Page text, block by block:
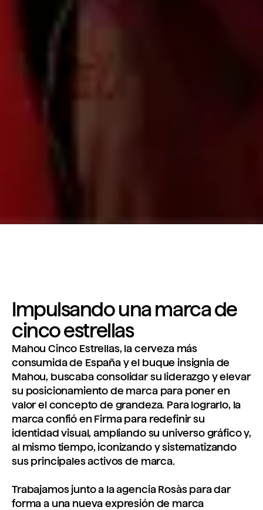
Impulsando una marca de
cinco estrellas
Mahou Cinco Estrellas, la cerveza más
consumida de España y el buque insignia de
Mahou, buscaba consolidar su liderazgo y elevar
su posicionamiento de marca para poner en
valor el concepto de grandeza. Para lograrlo, la
marca confió en Firma para redefinir su
identidad visual, ampliando su universo gráfico y,
al mismo tiempo, iconizando y sistematizando
sus principales activos de marca.
Trabajamos junto a la agencia Rosàs para dar
forma a una nueva expresión de marca